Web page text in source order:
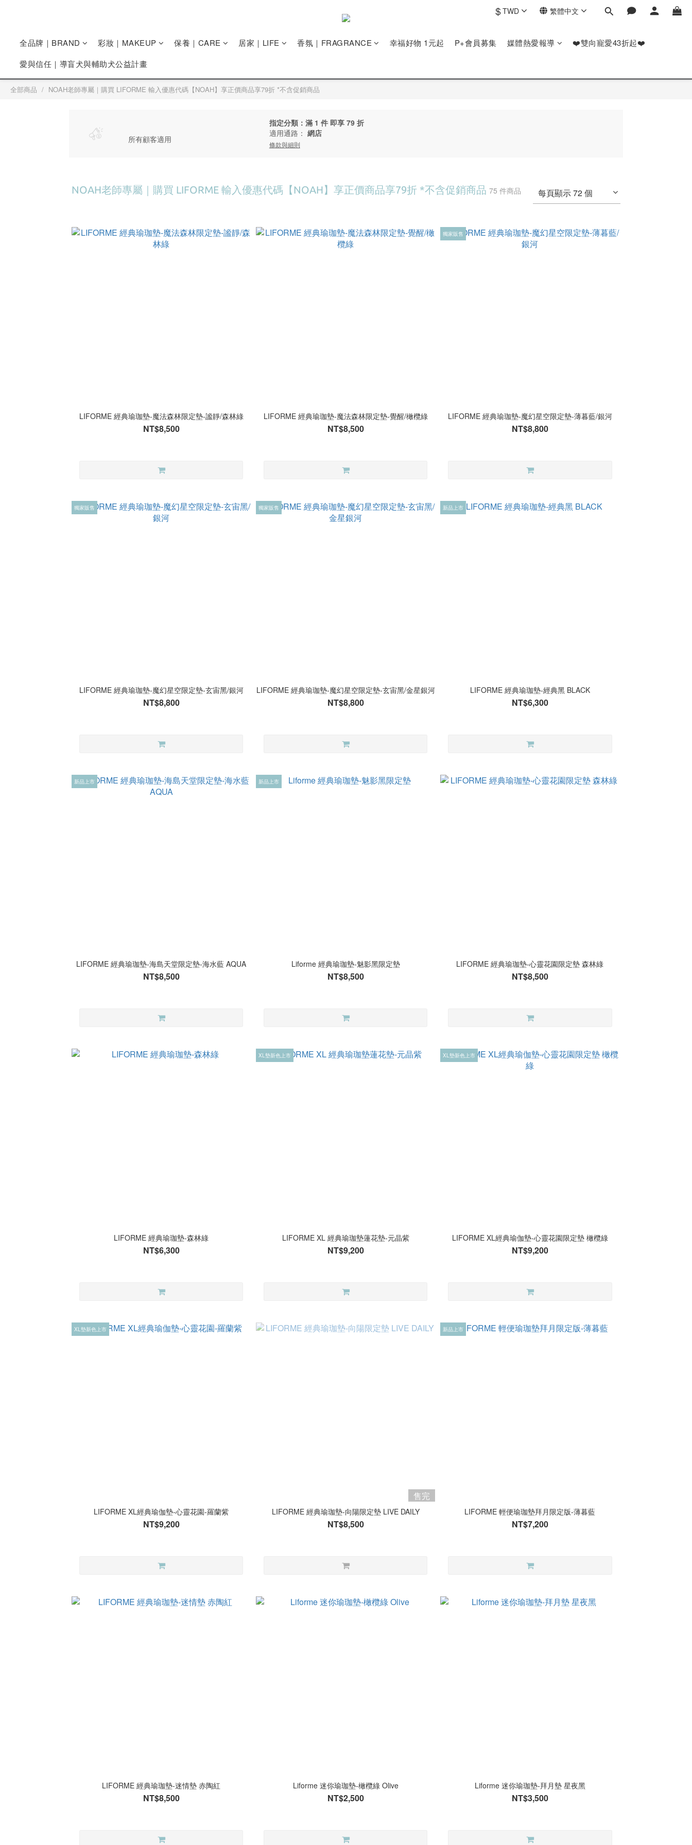
$TWD 繁體中文
全品牌｜BRAND 彩妝｜MAKEUP 保養｜CARE 居家｜LIFE 香氛｜FRAGRANCE 幸福好物 1元起 P+會員募集 媒體熱愛報導
❤️雙向寵愛43折起❤️
愛與信任｜導盲犬與輔助犬公益計畫
全部商品 NOAH老師專屬｜購買 LIFORME 輸入優惠代碼【NOAH】享正價商品享79折 *不含促銷商品
所有顧客適用
指定分類：滿 1 件 即享 79 折
適用通路： 網店
條款與細則
NOAH老師專屬｜購買 LIFORME 輸入優惠代碼【NOAH】享正價商品享79折 *不含促銷商品75 件商品 每頁顯示 72 個
LIFORME 經典瑜珈墊-魔法森林限定墊-謐靜/森林綠
NT$8,500
LIFORME 經典瑜珈墊-魔法森林限定墊-覺醒/橄欖綠
NT$8,500
獨家販售
LIFORME 經典瑜珈墊-魔幻星空限定墊-薄暮藍/銀河
NT$8,800
獨家販售
LIFORME 經典瑜珈墊-魔幻星空限定墊-玄宙黑/銀河
NT$8,800
獨家販售
LIFORME 經典瑜珈墊-魔幻星空限定墊-玄宙黑/金星銀河
NT$8,800
新品上市
LIFORME 經典瑜珈墊-經典黑 BLACK
NT$6,300
新品上市
LIFORME 經典瑜珈墊-海島天堂限定墊-海水藍 AQUA
NT$8,500
新品上市
Liforme 經典瑜珈墊-魅影黑限定墊
NT$8,500
LIFORME 經典瑜珈墊-心靈花園限定墊 森林綠
NT$8,500
LIFORME 經典瑜珈墊-森林綠
NT$6,300
XL墊新色上市
LIFORME XL 經典瑜珈墊蓮花墊-元晶紫
NT$9,200
XL墊新色上市
LIFORME XL經典瑜伽墊-心靈花園限定墊 橄欖綠
NT$9,200
XL墊新色上市
LIFORME XL經典瑜伽墊-心靈花園-羅蘭紫
NT$9,200
售完
LIFORME 經典瑜珈墊-向陽限定墊 LIVE DAILY
NT$8,500
新品上市
LIFORME 輕便瑜珈墊拜月限定版-薄暮藍
NT$7,200
LIFORME 經典瑜珈墊-迷情墊 赤陶紅
NT$8,500
Liforme 迷你瑜珈墊-橄欖綠 Olive
NT$2,500
Liforme 迷你瑜珈墊-拜月墊 星夜黑
NT$3,500